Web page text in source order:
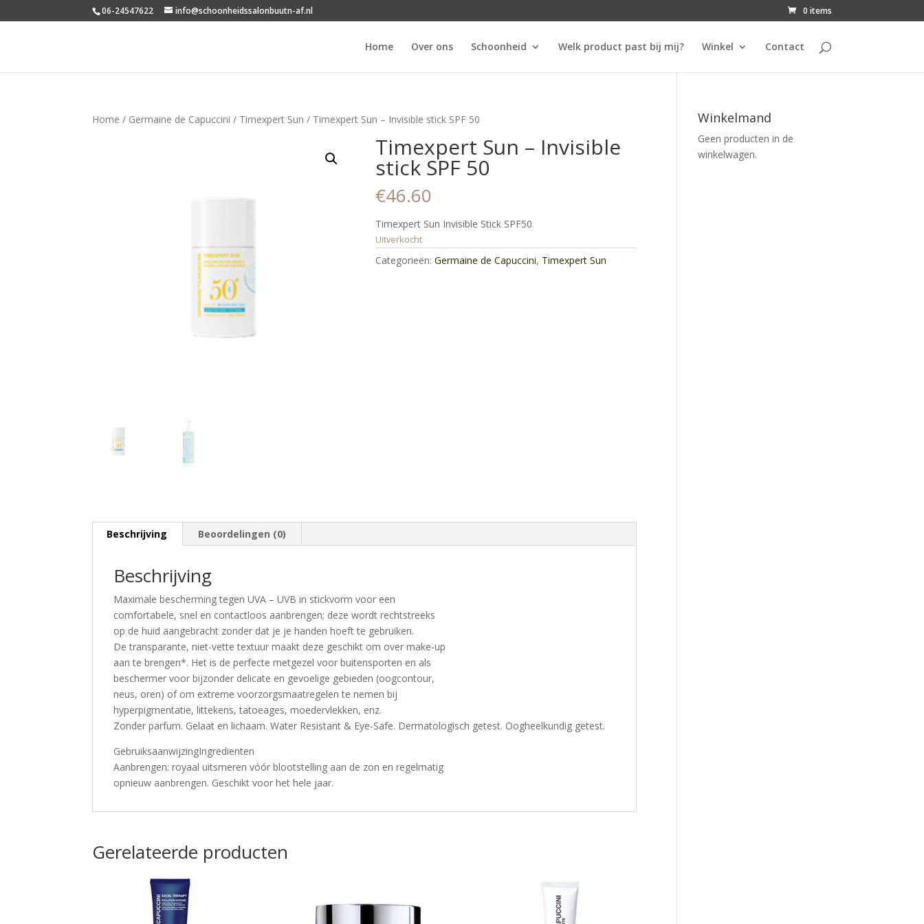
06-24547622 info@schoonheidssalonbuutn-af.nl 0 items
Home Over ons Schoonheid Welk product past bij mij? Winkel Contact
Home / Germaine de Capuccini / Timexpert Sun / Timexpert Sun – Invisible stick SPF 50
Timexpert Sun – Invisible
stick SPF 50
€46.60
Timexpert Sun Invisible Stick SPF50
Uitverkocht
Categorieën:Germaine de Capuccini, Timexpert Sun
Beschrijving Beoordelingen (0)
Beschrijving
Maximale bescherming tegen UVA – UVB in stickvorm voor een
comfortabele, snel en contactloos aanbrengen; deze wordt rechtstreeks
op de huid aangebracht zonder dat je je handen hoeft te gebruiken.
De transparante, niet-vette textuur maakt deze geschikt om over make-up
aan te brengen*. Het is de perfecte metgezel voor buitensporten en als
beschermer voor bijzonder delicate en gevoelige gebieden (oogcontour,
neus, oren) of om extreme voorzorgsmaatregelen te nemen bij
hyperpigmentatie, littekens, tatoeages, moedervlekken, enz.
Zonder parfum. Gelaat en lichaam. Water Resistant & Eye-Safe. Dermatologisch getest. Oogheelkundig getest.
GebruiksaanwijzingIngredienten
Aanbrengen: royaal uitsmeren vóór blootstelling aan de zon en regelmatig
opnieuw aanbrengen. Geschikt voor het hele jaar.
Gerelateerde producten
Winkelmand
Geen producten in de
winkelwagen.